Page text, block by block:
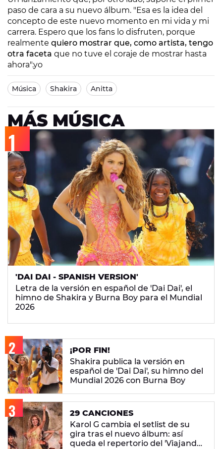
paso de cara a su nuevo álbum. "Esa es la idea del
concepto de este nuevo momento en mi vida y mi
carrera. Espero que los fans lo disfruten, porque
realmente quiero mostrar que, como artista, tengo
otra faceta que no tuve el coraje de mostrar hasta
ahora".yo
Música Shakira Anitta
MÁS MÚSICA
'DAI DAI - SPANISH VERSION'
Letra de la versión en español de 'Dai Dai', el
himno de Shakira y Burna Boy para el Mundial
2026
¡POR FIN!
Shakira publica la versión en
español de 'Dai Dai', su himno del
Mundial 2026 con Burna Boy
29 CANCIONES
Karol G cambia el setlist de su
gira tras el nuevo álbum: así
queda el repertorio del 'Viajando